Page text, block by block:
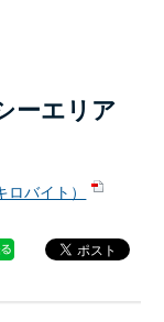
ーエリア
バイト）